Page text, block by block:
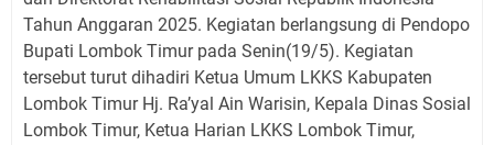
Tahun Anggaran 2025. Kegiatan berlangsung di Pendopo
Bupati Lombok Timur pada Senin(19/5). Kegiatan
tersebut turut dihadiri Ketua Umum LKKS Kabupaten
Lombok Timur Hj. Ra’yal Ain Warisin, Kepala Dinas Sosial
Lombok Timur, Ketua Harian LKKS Lombok Timur,